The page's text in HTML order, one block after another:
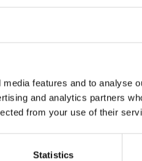
features and to analyse
and analytics partners
from your use of their
Statistics
Artikelnummer
Designer